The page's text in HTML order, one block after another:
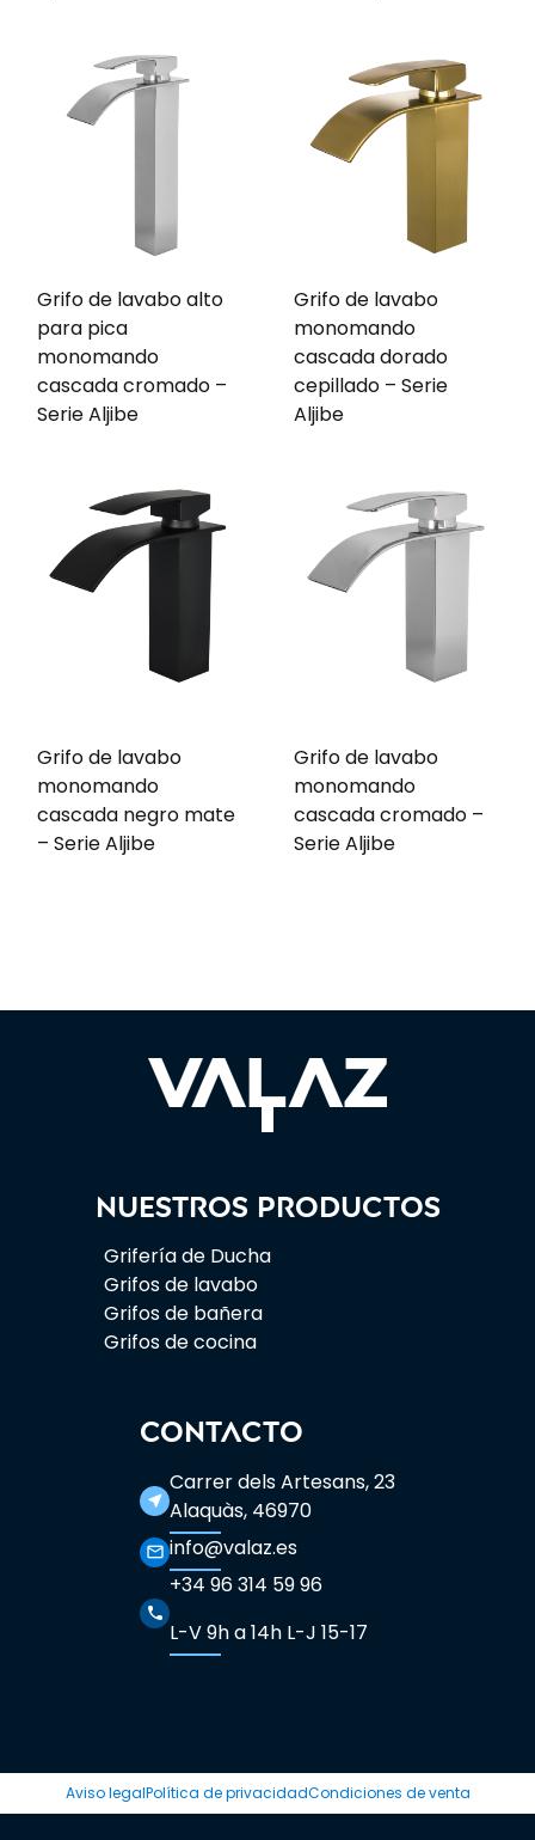
Grifo de lavabo alto
para pica
monomando
cascada cromado –
Serie Aljibe
Grifo de lavabo
monomando
cascada dorado
cepillado – Serie
Aljibe
Grifo de lavabo
monomando
cascada negro mate
– Serie Aljibe
Grifo de lavabo
monomando
cascada cromado –
Serie Aljibe
Nuestros productos
Grifería de Ducha
Grifos de lavabo
Grifos de bañera
Grifos de cocina
CONTACTO
near_me
Carrer dels Artesans, 23
Alaquàs, 46970
mail_outline info@valaz.es
phone
+34 96 314 59 96
L-V 9h a 14h L-J 15-17
Aviso legalPolítica de privacidadCondiciones de venta